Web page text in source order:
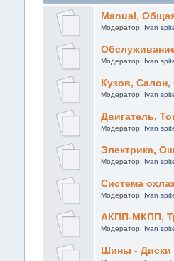
Manual,
Модератор: Ivan
Модератор: Ivan
Кузов, Салон,
Модератор: Ivan
Двигатель,
Модератор: Ivan
Электрика,
Модератор: Ivan
Система
Модератор: Ivan
АКПП-МКПП,
Модератор: Ivan
Шины - Диски